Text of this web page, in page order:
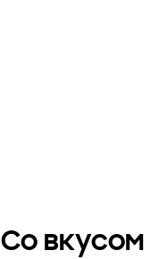
Со вкусом